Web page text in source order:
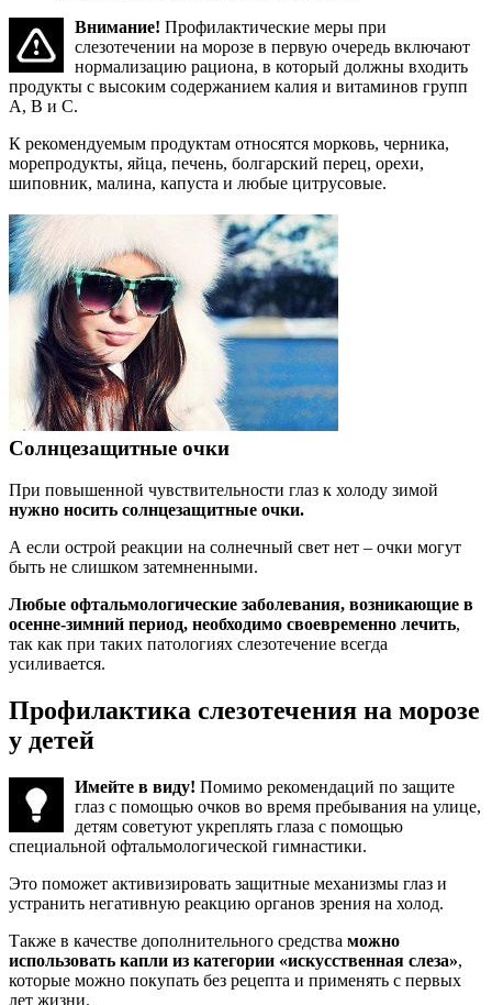
Внимание! Профилактические меры при
слезотечении на морозе в первую очередь включают
нормализацию рациона, в который должны входить
продукты с высоким содержанием калия и витаминов групп
A, B и C.
К рекомендуемым продуктам относятся морковь, черника,
морепродукты, яйца, печень, болгарский перец, орехи,
шиповник, малина, капуста и любые цитрусовые.
Солнцезащитные очки
При повышенной чувствительности глаз к холоду зимой
нужно носить солнцезащитные очки.
А если острой реакции на солнечный свет нет – очки могут
быть не слишком затемненными.
Любые офтальмологические заболевания, возникающие в
осенне-зимний период, необходимо своевременно лечить,
так как при таких патологиях слезотечение всегда
усиливается.
Профилактика слезотечения на морозе
у детей
Имейте в виду! Помимо рекомендаций по защите
глаз с помощью очков во время пребывания на улице,
детям советуют укреплять глаза с помощью
специальной офтальмологической гимнастики.
Это поможет активизировать защитные механизмы глаз и
устранить негативную реакцию органов зрения на холод.
Также в качестве дополнительного средства можно
использовать капли из категории «искусственная слеза»,
которые можно покупать без рецепта и применять с первых
лет жизни.